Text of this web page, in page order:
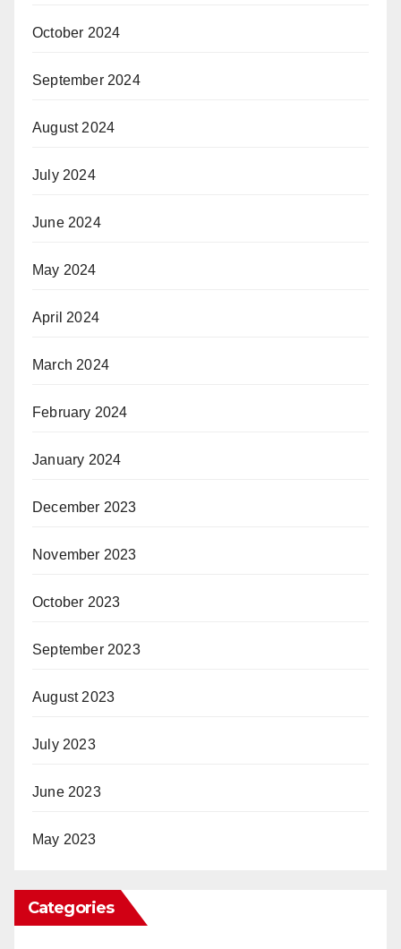
October 2024
September 2024
August 2024
July 2024
June 2024
May 2024
April 2024
March 2024
February 2024
January 2024
December 2023
November 2023
October 2023
September 2023
August 2023
July 2023
June 2023
May 2023
Categories